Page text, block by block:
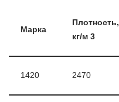
Марка
Плотность,
кг/м 3
1420 2470